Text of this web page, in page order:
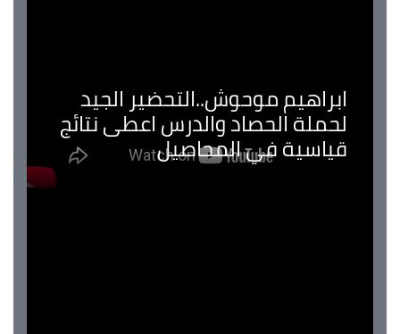
ابراهيم موحوش..التحضير الجيد
لحملة الحصاد والدرس اعطى نتائج
قياسية في المحاصيل